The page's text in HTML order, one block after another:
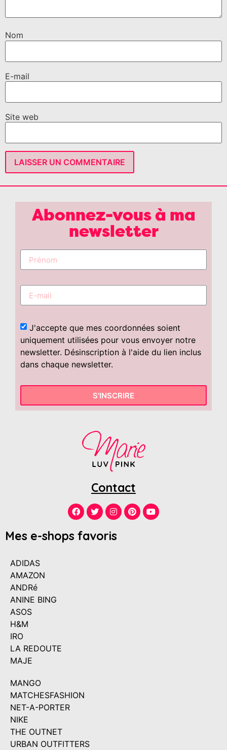
Nom
E-mail
Site web
Abonnez-vous à ma
newsletter
J'accepte que mes coordonnées soient
uniquement utilisées pour vous envoyer notre
newsletter. Désinscription à l'aide du lien inclus
dans chaque newsletter.
S'INSCRIRE
Contact
Mes e-shops favoris
ADIDAS
AMAZON
ANDRé
ANINE BING
ASOS
H&M
IRO
LA REDOUTE
MAJE
MANGO
MATCHESFASHION
NET-A-PORTER
NIKE
THE OUTNET
URBAN OUTFITTERS